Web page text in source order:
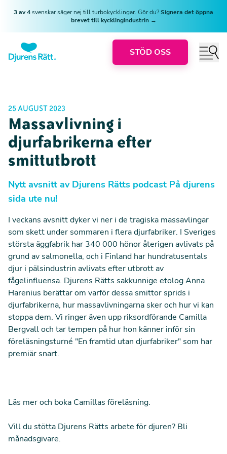
3 av 4svenskar säger nej till turbokycklingar. Gör du?Signera det öppna
brevet till kycklingindustrin →
STÖD OSS
25 AUGUST 2023
Massavlivning i
djurfabrikerna efter
smittutbrott
Nytt avsnitt av Djurens Rätts podcast På djurens
sida ute nu!
I veckans avsnitt dyker vi ner i de tragiska massavlingar
som skett under sommaren i flera djurfabriker. I Sveriges
största äggfabrik har 340 000 hönor återigen avlivats på
grund av salmonella, och i Finland har hundratusentals
djur i pälsindustrin avlivats efter utbrott av
fågelinfluensa. Djurens Rätts sakkunnige etolog Anna
Harenius berättar om varför dessa smittor sprids i
djurfabrikerna, hur massavlivningarna sker och hur vi kan
stoppa dem. Vi ringer även upp riksordförande Camilla
Bergvall och tar tempen på hur hon känner inför sin
föreläsningsturné "En framtid utan djurfabriker" som har
premiär snart.
Läs mer och boka Camillas föreläsning.
Vill du stötta Djurens Rätts arbete för djuren? Bli
månadsgivare.